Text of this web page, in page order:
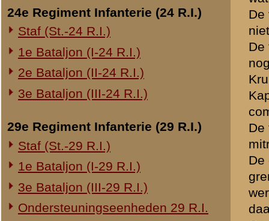
Luchtdoelmitrailleurs en -artillerie
1-II Bataljon Pag.
1-IV Bataljon Pag.
4e Compagnie Pioniers (4 C.P.)
4e Mitrailleurcompagnie (4 M.C.)
4-II Auto Bataljon
11e Grens Bataljon (11 G.B.)
1e Bataljon (I-46 R.I.)
Overige artillerie-onderdelen
Rijnbatterij
1e Afdeling (I-15 R.A.)
2e Artillerie Meet Compagnie
bezetten. Zelf bleef ik in
was toen 13 Mei
even heb beantwoord
groene gras waren de
omsingeld en gevangen
kwam niet terug.
wij gevuurd, doch de
moeten overgeven. Toen
gevangenneming ging
Totaal had ik 5
mijn sectie is niemand
VISSCHER
bij mij, werd
OUDE NIJHUIS was
doorzettingsvermogen.
sergeant VISSCHER
hem steeds in rustigen
sprak. Voor zoover ik mij
VAN DUINEN heeft zeer
van zijn dienstijver. Ik